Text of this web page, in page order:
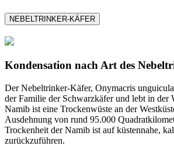
NEBELTRINKER-KÄFER
Kondensation nach Art des
Der Nebeltrinker-Käfer, Onymacris
der Familie der Schwarzkäfer und lebt in der
Namib ist eine Trockenwüste an der
Ausdehnung von rund 95.000
Trockenheit der Namib ist auf küstennahe,
zurückzuführen.